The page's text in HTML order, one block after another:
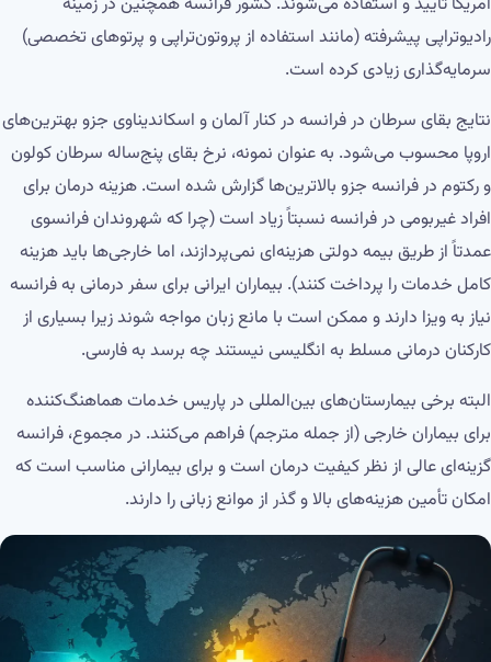
رادیوتراپی پیشرفته (مانند استفاده از پروتون‌تراپی و پرتوهای تخصصی)
سرمایه‌گذاری زیادی کرده است.
نتایج بقای سرطان در فرانسه در کنار آلمان و اسکاندیناوی جزو بهترین‌های
اروپا محسوب می‌شود. به عنوان نمونه، نرخ بقای پنج‌ساله سرطان کولون
و رکتوم در فرانسه جزو بالاترین‌ها گزارش شده است. هزینه درمان برای
افراد غیربومی در فرانسه نسبتاً زیاد است (چرا که شهروندان فرانسوی
عمدتاً از طریق بیمه دولتی هزینه‌ای نمی‌پردازند، اما خارجی‌ها باید هزینه
کامل خدمات را پرداخت کنند). بیماران ایرانی برای سفر درمانی به فرانسه
نیاز به ویزا دارند و ممکن است با مانع زبان مواجه شوند زیرا بسیاری از
کارکنان درمانی مسلط به انگلیسی نیستند چه برسد به فارسی.
البته برخی بیمارستان‌های بین‌المللی در پاریس خدمات هماهنگ‌کننده
برای بیماران خارجی (از جمله مترجم) فراهم می‌کنند. در مجموع، فرانسه
گزینه‌ای عالی از نظر کیفیت درمان است و برای بیمارانی مناسب است که
امکان تأمین هزینه‌های بالا و گذر از موانع زبانی را دارند.